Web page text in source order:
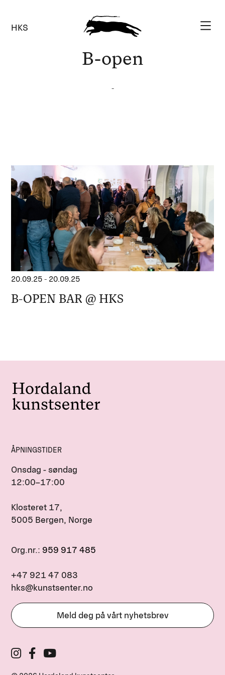
HKS
B-open
-
20.09.25 - 20.09.25
B-OPEN BAR @ HKS
ÅPNINGSTIDER
Onsdag - søndag
12:00–17:00
Klosteret 17,
5005 Bergen, Norge
Org.nr.: 959 917 485
+47 921 47 083
hks@kunstsenter.no
Meld deg på vårt nyhetsbrev